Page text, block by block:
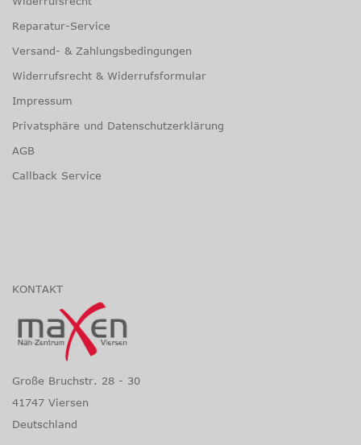
Reparatur-Service
Versand- & Zahlungsbedingungen
Widerrufsrecht & Widerrufsformular
Impressum
Privatsphäre und Datenschutzerklärung
AGB
Callback Service
KONTAKT
Große Bruchstr. 28 - 30
41747 Viersen
Deutschland